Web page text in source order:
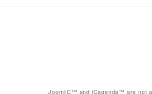
JoomliC™ and iCagenda™ are not